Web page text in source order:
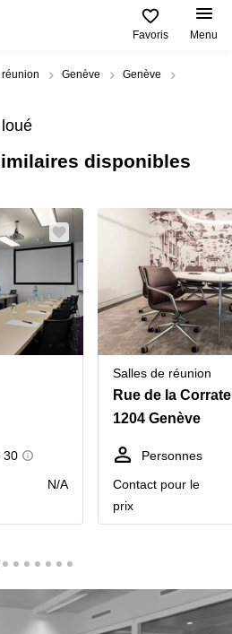
Favoris Menu
Genève
Genève
disponibles
30
N/A
Salles de réunion
Rue de la
1204 Genève
Personnes
Contact pour le
prix